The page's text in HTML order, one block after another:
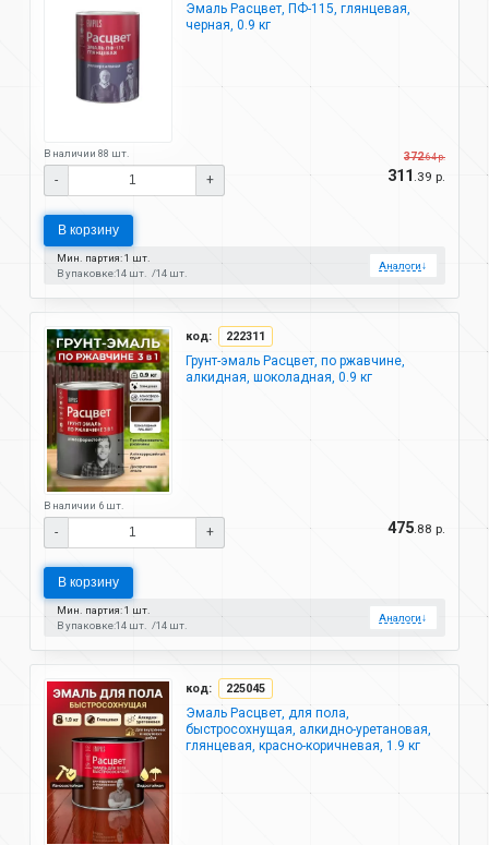
Эмаль Расцвет, ПФ-115, глянцевая,
черная, 0.9 кг
В наличии 88 шт.
- +
372.64 р.
311 .39 р.
В корзину
Мин. партия: 1 шт.
В упаковке:14 шт. 14 шт.
Аналоги↓
код: 222311
Грунт-эмаль Расцвет, по ржавчине,
алкидная, шоколадная, 0.9 кг
В наличии 6 шт.
- + 475.88 р.
В корзину
Мин. партия: 1 шт.
В упаковке:14 шт. 14 шт.
Аналоги↓
код: 225045
Эмаль Расцвет, для пола,
быстросохнущая, алкидно-уретановая,
глянцевая, красно-коричневая, 1.9 кг